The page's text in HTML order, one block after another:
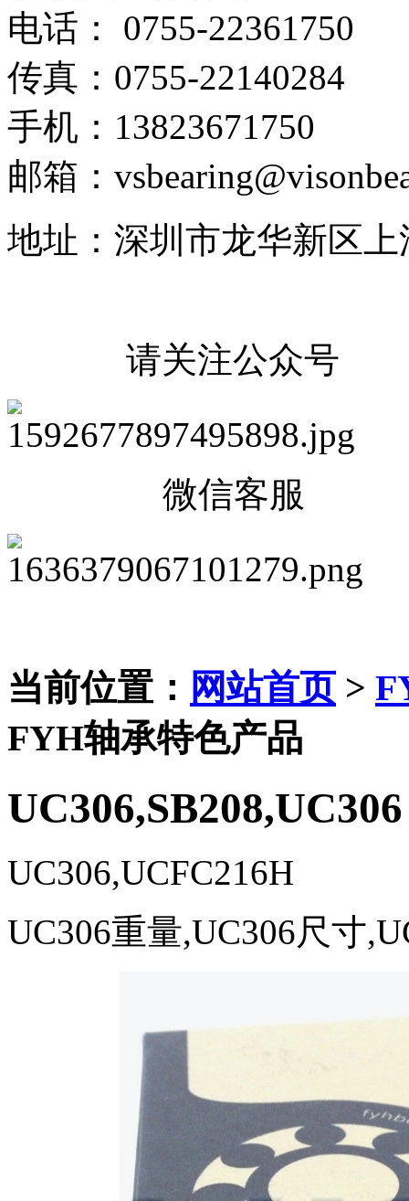
电话： 0755-22361750
传真：0755-22140284
手机：13823671750
邮箱：
地址：深圳市龙华新区
请关注公众号
微信客服
当前位置： 网站首页>
FYH轴承特色产品
UC306,SB208,UC306
UC306,UCFC216H
UC306重量,UC306尺寸